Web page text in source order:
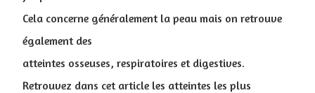
Cela concerne généralement la peau mais on retrouve
également des
atteintes osseuses, respiratoires et digestives.
Retrouvez dans cet article les atteintes les plus